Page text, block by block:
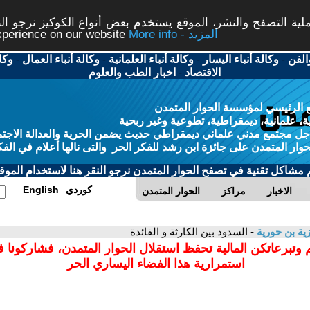
التصفح والنشر، الموقع يستخدم بعض أنواع الكوكيز نرجو
on our website
More info - المزيد
-وكالة أنباء اليسار -وكالة أنباء العلمانية -وكالة أنباء العمال -
الاقتصاد - اخبار الطب والعلوم
الرئيسي لمؤسسة الحوار المتمدن
علمانية، ديمقراطية، تطوعية وغير ربحية
مجتمع مدني علماني ديمقراطي حديث يضمن الحرية والعدالة
المتمدن على جائزة ابن رشد للفكر الحر والتى نالها أعلام في
مشاكل تقنية في تصفح الحوار المتمدن نرجو النقر هنا لاستخدام
الحوار المتمدن مراكز الاخبار English كوردي
بن حورية - السدود بين الكارثة و الفائدة
وتبرعاتكن المالية تحفظ استقلال الحوار المتمدن،
استمرارية هذا الفضاء اليساري الحر